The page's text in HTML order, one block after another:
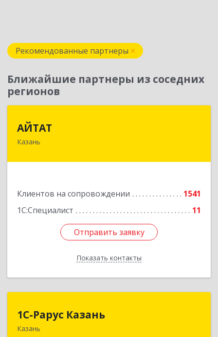
Рекомендованные партнеры
Ближайшие партнеры из соседних
регионов
АЙТАТ
Казань
Клиентов на сопровождении
1541
1С:Специалист
11
Отправить заявку
Показать контакты
Подробнее
Отправить заявку
Назад
1С-Рарус Казань
Казань
420088, Татарстан Респ, Казань г, Победы пр-